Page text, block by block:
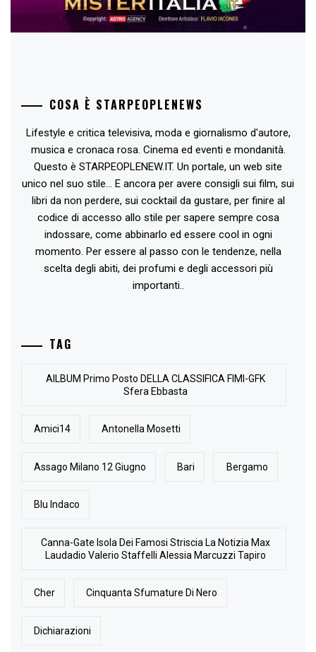
COSA È STARPEOPLENEWS
Lifestyle e critica televisiva, moda e giornalismo d'autore,
musica e cronaca rosa. Cinema ed eventi e mondanità.
Questo è STARPEOPLENEW.IT. Un portale, un web site
unico nel suo stile... E ancora per avere consigli sui film, sui
libri da non perdere, sui cocktail da gustare, per finire al
codice di accesso allo stile per sapere sempre cosa
indossare, come abbinarlo ed essere cool in ogni
momento. Per essere al passo con le tendenze, nella
scelta degli abiti, dei profumi e degli accessori più
importanti..
TAG
AlLBUM Primo Posto DELLA CLASSIFICA FIMI-GFK
Sfera Ebbasta
Amici14 Antonella Mosetti
Assago Milano 12 Giugno Bari Bergamo
Blu Indaco
Canna-Gate Isola Dei Famosi Striscia La Notizia Max
Laudadio Valerio Staffelli Alessia Marcuzzi Tapiro
Cher Cinquanta Sfumature Di Nero
Dichiarazioni